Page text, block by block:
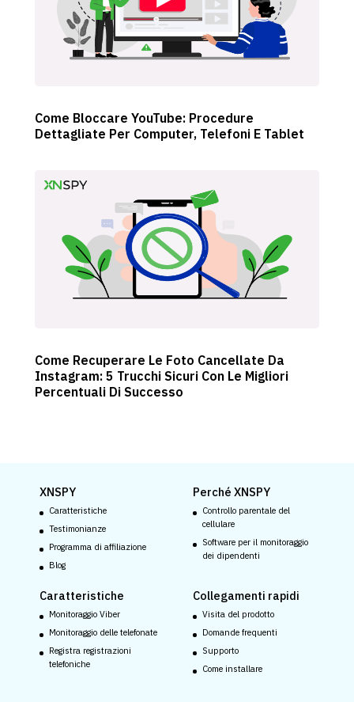
Come Bloccare YouTube: Procedure
Dettagliate Per Computer, Telefoni E Tablet
Come Recuperare Le Foto Cancellate Da
Instagram: 5 Trucchi Sicuri Con Le Migliori
Percentuali Di Successo
XNSPY
Caratteristiche
Testimonianze
Programma di affiliazione
Blog
Perché XNSPY
Controllo parentale del
cellulare
Software per il monitoraggio
dei dipendenti
Caratteristiche
Monitoraggio Viber
Monitoraggio delle telefonate
Registra registrazioni
telefoniche
Collegamenti rapidi
Visita del prodotto
Domande frequenti
Supporto
Come installare